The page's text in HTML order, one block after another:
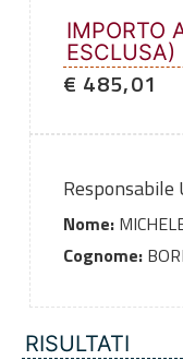
IMPORTO
ESCLUSA)
€ 485,01
Responsabile
Nome:
Cognome:
RISULTATI